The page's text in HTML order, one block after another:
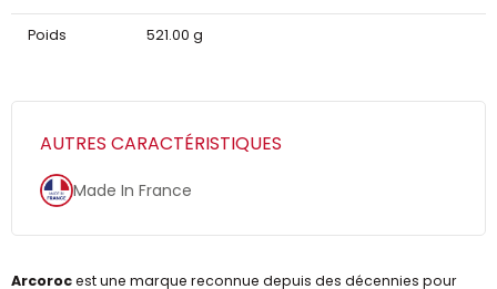
Poids 521.00 g
AUTRES CARACTÉRISTIQUES
Made In France
Arcorocest une marque reconnue depuis des décennies pour